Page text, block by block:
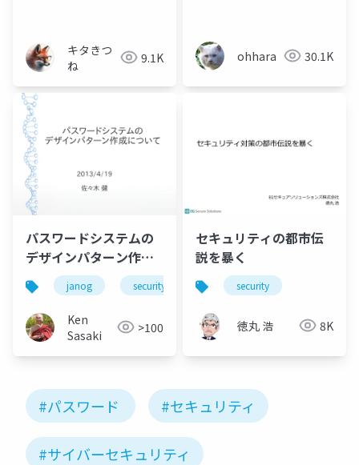
（キタきつね）
キタきつ
ね
9.1K ohhara 30.1K
パスワードシステムの
デザインパターン作成
についてjanog security パスワード
Ken
Sasaki
>100
セキュリティの都市伝
説を暴く
security
徳丸 浩 8K
#パスワード #セキュリティ
#サイバーセキュリティ